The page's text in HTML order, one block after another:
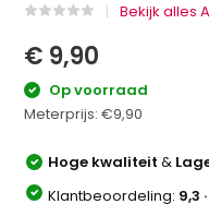
Bekijk alles
€ 9,90
Op voorraad
Meterprijs:€9,90
Hoge kwaliteit&
Klantbeoordeling: 9,3